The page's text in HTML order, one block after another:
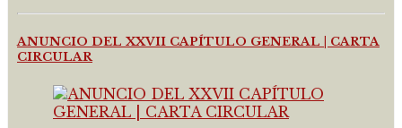
ANUNCIO DEL XXVII CAPÍTULO GENERAL | CARTA
CIRCULAR